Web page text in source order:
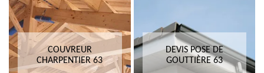
COUVREUR
CHARPENTIER 63
DEVIS POSE DE
GOUTTIÈRE 63